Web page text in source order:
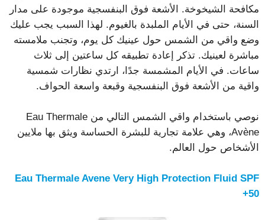
مكافحة الشيخوخة. الأشعة فوق البنفسجية موجودة على مدار
السنة، حتى في الأيام الملبدة بالغيوم. لهذا السبب يجب عليك
وضع واقي من الشمس حول عينيك كل يوم، وتجنب ملامسته
مباشرة لعينيك. تذكر إعادة تطبيقه كل ساعتين إلى ثلاث
ساعات. في الأيام المشمسة جدًا، ارتدي نظارات شمسية
واقية من الأشعة فوق البنفسجية وقبعة واسعة الحواف.
نوصي باستخدام واقي الشمس التالي من Eau Thermale
Avène، وهي علامة تجارية للبشرة الحساسة ويثق بها ملايين
الأشخاص حول العالم.
Eau Thermale Avene Very High Protection Fluid SPF
50+